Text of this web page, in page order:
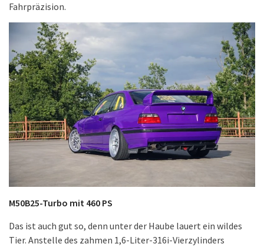
Fahrpräzision.
M50B25-Turbo mit 460 PS
Das ist auch gut so, denn unter der Haube lauert ein wildes
Tier. Anstelle des zahmen 1,6-Liter-316i-Vierzylinders